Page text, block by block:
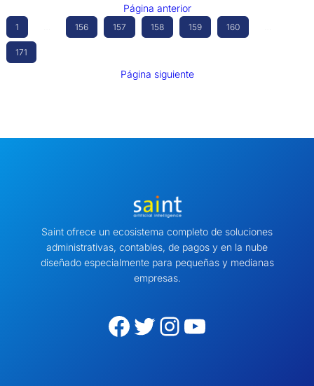
Página anterior
1 156 157 158 159 160
171
Página siguiente
Saint ofrece un ecosistema completo de soluciones
administrativas, contables, de pagos y en la nube
diseñado especialmente para pequeñas y medianas
empresas.
Facebook Twitter Instagram YouTube